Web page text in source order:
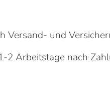
Versand- und
2 Arbeitstage nach